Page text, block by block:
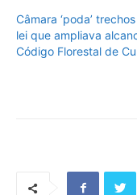
Câmara ‘poda’
lei que ampliava
Código Florestal de